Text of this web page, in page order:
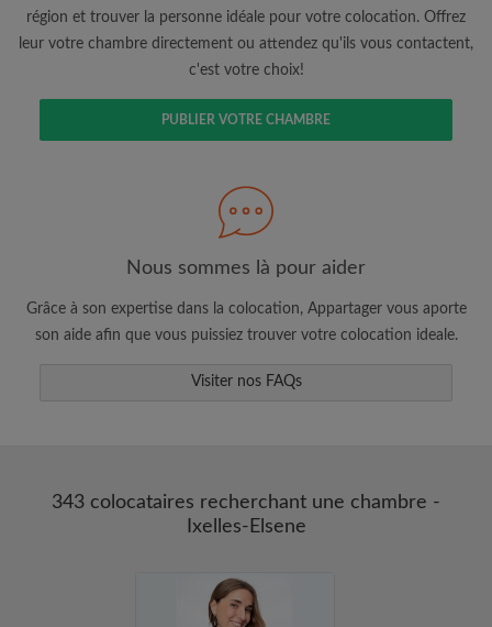
Je souhaite recevoir des offres exclusives et des mises à
jour du compte par e-mail
Faites une recherche selon ce qui vous
semble important
Consultez les chambres et les profils des
Sauvegardez vos recherches
annonce correspondant à vos critères
région et trouver la personne idéale pour votre colocation. Offrez
leur votre chambre directement ou attendez qu'ils vous contactent,
c'est votre choix!
PUBLIER VOTRE CHAMBRE
Nous sommes là pour aider
Grâce à son expertise dans la colocation, Appartager vous aporte
son aide afin que vous puissiez trouver votre colocation ideale.
Visiter nos FAQs
343 colocataires recherchant une chambre -
Ixelles-Elsene